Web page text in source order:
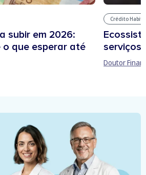
subir em 2026:
que esperar até
Crédito
serviços
Doutor